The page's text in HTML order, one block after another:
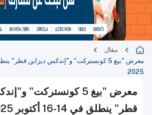
مقال
2025
معرض "بيغ 5 كونستركت"
قطر" ينطلق في 14-16 أكتوبر 2025